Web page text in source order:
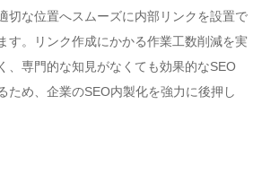
切な位置へスムーズに内部リンクを設置で
す。リンク作成にかかる作業工数削減を実
、専門的な知見がなくても効果的なSEO
ため、企業のSEO内製化を強力に後押し